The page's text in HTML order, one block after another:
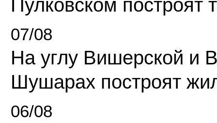
Пулковском построят
07/08
На углу Вишерской и
Шушарах построят
06/08